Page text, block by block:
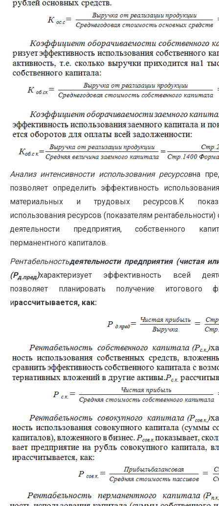
Анализ интенсивности использования ресурсовна
позволяет определить эффективность
материальных и трудовых ресурсов.К
использования ресурсов (показателям рентабельности)
деятельности предприятия, собственного
перманентного капиталов.
Рентабельностьдеятельности предприятия (чистая
(Рд.пред)характеризует эффективность всей
позволяет планировать получение итогового
ирассчитывается, как: